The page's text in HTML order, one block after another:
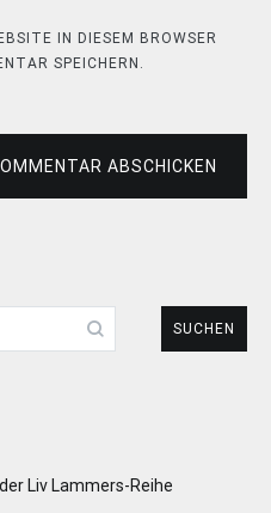
IN DIESEM BROWSER
SPEICHERN.
ABSCHICKEN
Liv Lammers-Reihe